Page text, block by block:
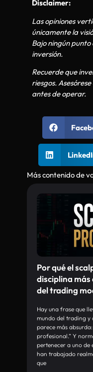
Disclaimer:
Las opiniones
únicamente la
Bajo ningún
inversión.
Recuerde que
riesgos.
antes de operar.
Más contenido de
Por qué el
disciplina
del trading
Hay una frase que
mundo del trading y
parece más
profesional.” Y
pertenecer a uno de
han trabajado
que